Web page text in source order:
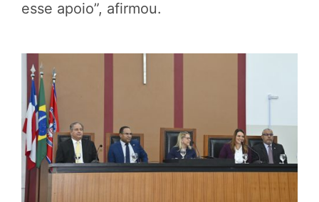
esse apoio”, afirmou.